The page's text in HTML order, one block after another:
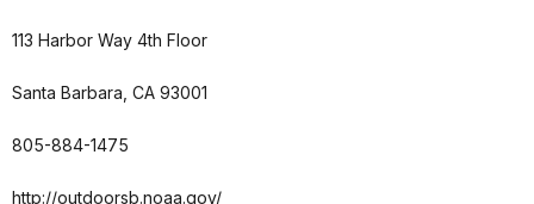
113 Harbor Way 4th Floor
Santa Barbara, CA 93001
805-884-1475
http://outdoorsb.noaa.gov/